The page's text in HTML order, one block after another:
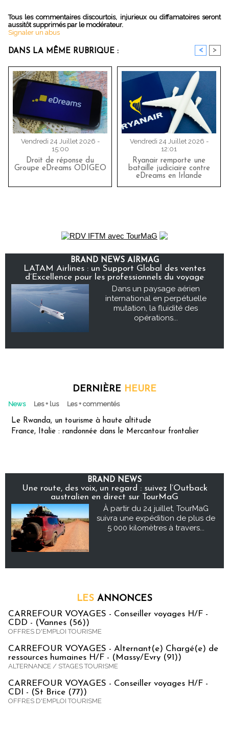
Tous les commentaires discourtois, injurieux ou diffamatoires seront
aussitôt supprimés par le modérateur.
Signaler un abus
DANS LA MÊME RUBRIQUE : < >
Vendredi 24 Juillet 2026 -
15:00
Droit de réponse du
Groupe eDreams ODIGEO
Vendredi 24 Juillet 2026 -
12:01
Ryanair remporte une
bataille judiciaire contre
eDreams en Irlande
BRAND NEWS AIRMAG
LATAM Airlines : un Support Global des ventes
d’Excellence pour les professionnels du voyage
Dans un paysage aérien
international en perpétuelle
mutation, la fluidité des
opérations...
DERNIÈRE HEURE
News Les + lus Les + commentés
Le Rwanda, un tourisme à haute altitude
France, Italie : randonnée dans le Mercantour frontalier
BRAND NEWS
Une route, des voix, un regard : suivez l’Outback
australien en direct sur TourMaG
À partir du 24 juillet, TourMaG
suivra une expédition de plus de
5 000 kilomètres à travers...
LES ANNONCES
CARREFOUR VOYAGES - Conseiller voyages H/F -
CDD - (Vannes (56))
OFFRES D'EMPLOI TOURISME
CARREFOUR VOYAGES - Alternant(e) Chargé(e) de
ressources humaines H/F - (Massy/Evry (91))
ALTERNANCE / STAGES TOURISME
CARREFOUR VOYAGES - Conseiller voyages H/F -
CDI - (St Brice (77))
OFFRES D'EMPLOI TOURISME